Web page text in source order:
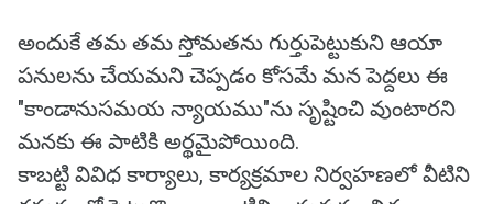
అందుకే తమ తమ స్తోమతను గుర్తుపెట్టుకుని ఆయా
పనులను చేయమని చెప్పడం కోసమే మన పెద్దలు ఈ
"కాండానుసమయ న్యాయము"ను సృష్టించి వుంటారని
మనకు ఈ పాటికి అర్థమైపోయింది.
కాబట్టి వివిధ కార్యాలు, కార్యక్రమాల నిర్వహణలో వీటిని